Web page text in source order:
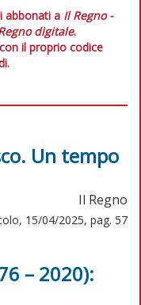
abbonati a Il Regno -
digitale.
il proprio codice
Un tempo
Il Regno
15/04/2025, pag. 57
– 2020):